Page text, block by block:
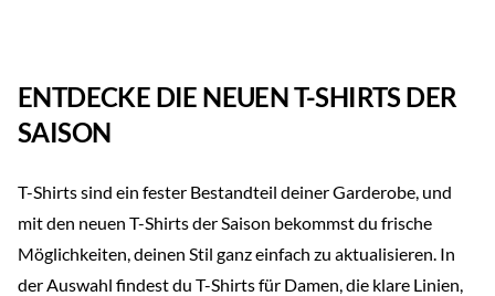
ENTDECKE DIE NEUEN T-SHIRTS DER
SAISON
T-Shirts sind ein fester Bestandteil deiner Garderobe, und
mit den neuen T-Shirts der Saison bekommst du frische
Möglichkeiten, deinen Stil ganz einfach zu aktualisieren. In
der Auswahl findest du T-Shirts für Damen, die klare Linien,